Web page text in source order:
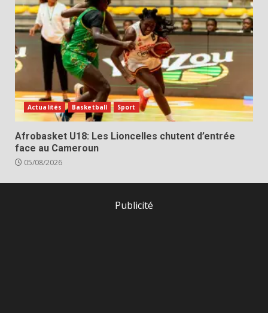
Actualités Basketball Sport
Afrobasket U18: Les Lioncelles chutent d’entrée
face au Cameroun
05/08/2026
Publicité